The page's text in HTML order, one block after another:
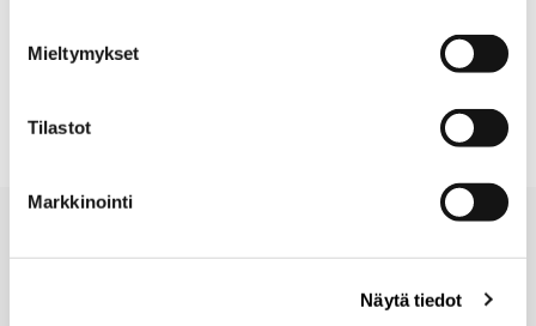
Mieltymykset
Tilastot
Markkinointi
Näytä tiedot
Toimitus
Turvallinen